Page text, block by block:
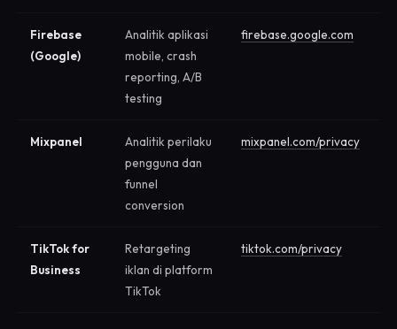
Firebase
(Google)
Analitik aplikasi
mobile, crash
reporting, A/B
testing
firebase.google.com
Mixpanel
Analitik perilaku
pengguna dan
funnel
conversion
mixpanel.com/privacy
TikTok for
Business
Retargeting
iklan di platform
TikTok
tiktok.com/privacy